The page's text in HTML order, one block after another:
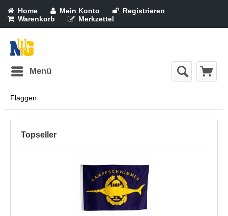
Home Mein Konto
Registrieren
Warenkorb
Merkzettel
Menü
Flaggen
Topseller